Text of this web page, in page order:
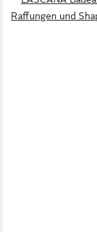
Raffungen und